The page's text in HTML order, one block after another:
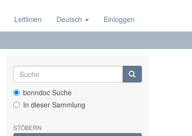
Leitlinien Deutsch Einloggen
bonndoc Suche
In dieser Sammlung
STÖBERN